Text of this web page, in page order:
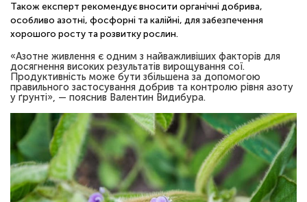
ОНЛАЙН
Також експерт рекомендує вносити органічні добрива,
особливо азотні, фосфорні та калійні, для забезпечення
хорошого росту та розвитку рослин.
«Азотне живлення є одним з найважливіших факторів для
досягнення високих результатів вирощування сої.
Продуктивність може бути збільшена за допомогою
правильного застосування добрив та контролю рівня азоту
у ґрунті», — пояснив Валентин Видибура.